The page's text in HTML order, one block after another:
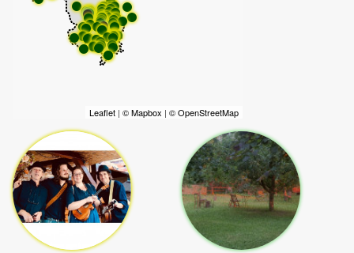
Leaflet |© Mapbox |© OpenStreetMap